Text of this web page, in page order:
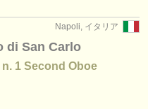
Napoli, イタリア
di San Carlo
1 Second Oboe